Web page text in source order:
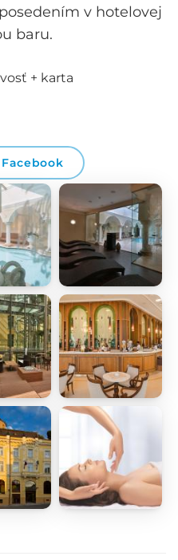
v hotelovej
baru.
+ karta
Facebook